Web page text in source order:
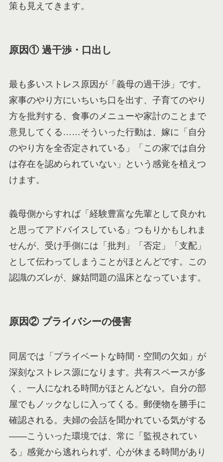
策も見えてきます。
原因① 過干渉・口出し
最も多いストレス原因が「義母の過干渉」です。
家事のやり方にいちいち口を出す、子育てのやり
方を批判する、食事のメニューや家計のことまで
意見してくる……そういった行動は、嫁に「自分
のやり方を全否定されている」「この家では自分
は存在を認められていない」という感覚を植えつ
けます。
義母側からすれば「経験豊富な先輩として良かれ
と思ってアドバイスしている」つもりかもしれま
せんが、受け手側には「批判」「否定」「支配」
として伝わってしまうことがほとんどです。この
認識のズレが、嫁姑問題の温床となっています。
原因② プライバシーの侵害
同居では「プライベートな時間・空間の欠如」が
深刻なストレス源になります。共有スペースが多
く、一人になれる時間がほとんどない。自分の部
屋でもノックなしに入ってくる。郵便物を勝手に
確認される。夫婦の会話を聞かれている気がする
——こういった環境では、常に「監視されてい
る」感覚から逃れられず、心が休まる時間があり